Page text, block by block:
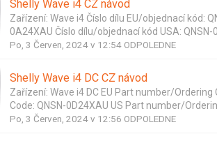
Shelly Wave i4 CZ návod
Zařízení: Wave i4 Číslo dílu EU/objednací kód:
0A24XAU Číslo dílu/objednací kód USA: QNSN-
Po, 3 Červen, 2024 v 12:54 ODPOLEDNE
Shelly Wave i4 DC CZ návod
Zařízení: Wave i4 DC EU Part number/
Code: QNSN-0D24XAU US Part number/
Po, 3 Červen, 2024 v 12:56 ODPOLEDNE